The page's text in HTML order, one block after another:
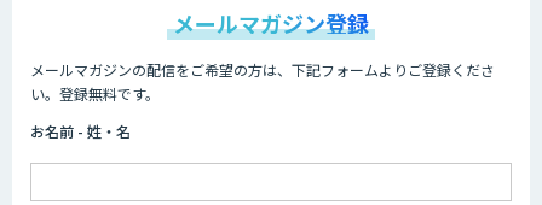
メールマガジン登録
メールマガジンの配信をご希望の方は、下記フォームよりご登録くださ
い。登録無料です。
お名前 - 姓・名